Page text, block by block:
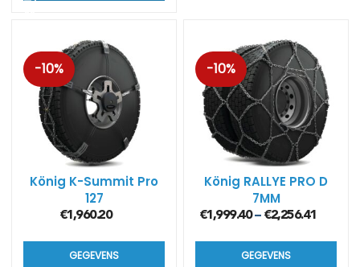
-10%
König K-Summit Pro
127
€1,960.20
GEGEVENS
-10%
König RALLYE PRO D
7MM
€1,999.40– €2,256.41
GEGEVENS